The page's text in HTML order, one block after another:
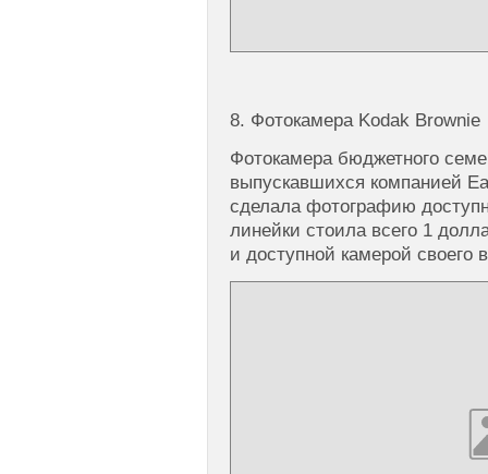
8. Фотокамера Kodak Brownie
Фотокамера бюджетного
выпускавшихся компанией
сделала фотографию
линейки стоила всего 1
и доступной камерой своего